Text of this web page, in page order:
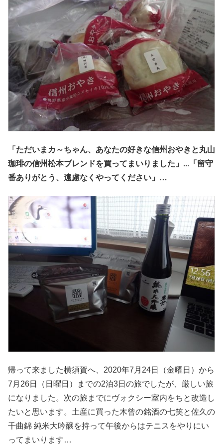
「ただいまカ～ちゃん、あなたの好きな信州おやきと丸山
珈琲の信州松本ブレンドを買ってまいりました」... 「留守
番ありがとう、遠慮なくやってください」…
帰って来ました横須賀へ、2020年7月24日（金曜日）から
7月26日（日曜日）までの2泊3日の旅でしたが、厳しい旅
になりました。次の旅までにヴォクシー室内をちと改造し
たいと思います。土産に買った木曾の銘酒の七笑と佐久の
千曲錦 純米大吟醸を持って午後からはテニスをやりにい
ってまいります…